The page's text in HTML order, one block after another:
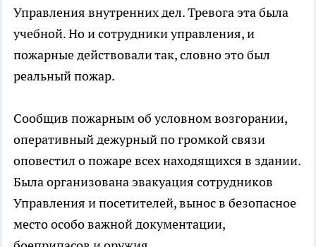
Управления внутренних дел. Тревога эта была
учебной. Но и сотрудники управления, и
пожарные действовали так, словно это был
реальный пожар.
Сообщив пожарным об условном возгорании,
оперативный дежурный по громкой связи
оповестил о пожаре всех находящихся в здании.
Была организована эвакуация сотрудников
Управления и посетителей, вынос в безопасное
место особо важной документации,